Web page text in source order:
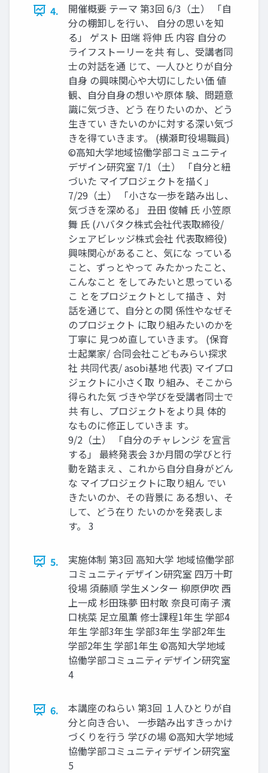
4.
開催概要 テーマ 第3回 6/3（土） 「自
分の棚卸しを行い、 自分の思いを知
る」 ゲスト 田端 将伸 氏 内容 自分の
ライフストーリーを共 有し、受講者同
士の対話を通 じて、一人ひとりが自分
自身 の興味関心や大切にしたい価 値
観、自分自身の想いや原体 験、問題意
識に気づき、どう 在りたいのか、どう
生きてい きたいのかに対する深い気づ
きを得ていきます。 (横瀬町役場職員)
©高知大学地域協働学部コミュニティ
デザイン研究室 7/1（土） 「自分と紐
づいた マイプロジェクトを描く」
7/29（土） 「小さな一歩を踏み出し、
気づきを深める」 丑田 俊輔 氏 小笠原
舞 氏 (ハバタク株式会社代表取締役/
シェアビレッジ株式会社 代表取締役)
興味関心があること、気にな っている
こと、ずっとやって みたかったこと、
こんなこと をしてみたいと思っている
こ とをプロジェクトとして描き 、対
話を通じて、自分との関 係性やなぜそ
のプロジェクト に取り組みたいのかを
丁寧に 見つめ直していきます。 (保育
士起業家/ 合同会社こどもみらい探求
社 共同代表/ asobi基地 代表) マイプロ
ジェクトに小さく取 り組み、そこから
得られた気 づきや学びを受講者同士で
共 有し、プロジェクトをより具 体的
なものに修正していきま す。
9/2（土） 「自分のチャレンジ を宣言
する」 最終発表会 3か月間の学びと行
動を踏まえ 、これから自分自身がどん
な マイプロジェクトに取り組ん でい
きたいのか、その背景に ある想い、そ
して、どう在り たいのかを発表しま
す。 3
5.
実施体制 第3回 高知大学 地域協働学部
コミュニティデザイン研究室 四万十町
役場 須藤順 学生メンター 柳原伊吹 西
上一成 杉田珠夢 田村敢 奈良可南子 濱
口桃菜 足立風薫 修士課程1年生 学部4
年生 学部3年生 学部3年生 学部2年生
学部2年生 学部1年生 ©高知大学地域
協働学部コミュニティデザイン研究室
4
6.
本講座のねらい 第3回 １人ひとりが自
分と向き合い、 一歩踏み出すきっかけ
づくりを行う 学びの場 ©高知大学地域
協働学部コミュニティデザイン研究室
5